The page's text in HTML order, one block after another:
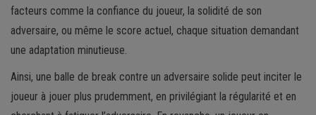
facteurs comme la confiance du joueur, la solidité de son
adversaire, ou même le score actuel, chaque situation demandant
une adaptation minutieuse.
Ainsi, une balle de break contre un adversaire solide peut inciter le
joueur à jouer plus prudemment, en privilégiant la régularité et en